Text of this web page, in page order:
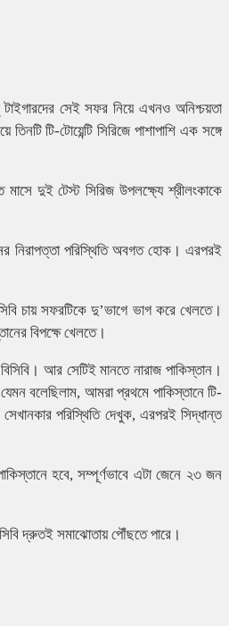
সেই সফর নিয়ে এখনও অনিশ্চয়তা
টি-টোয়েন্টি সিরিজে পাশাপাশি এক সঙ্গে
মাসে দুই টেস্ট সিরিজ উপলক্ষ্যে শ্রীলংকাকে
নিরাপত্তা পরিস্থিতি অবগত হোক। এরপরই
চায় সফরটিকে দু’ভাগে ভাগ করে খেলতে।
বিপক্ষে খেলতে।
আর সেটিই মানতে নারাজ পাকিস্তান।
বলেছিলাম, আমরা প্রথমে পাকিস্তানে টি-
পরিস্থিতি দেখুক, এরপরই সিদ্ধান্ত
হবে, সম্পূর্ণভাবে এটা জেনে ২৩ জন
দ্রুতই সমাঝোতায় পৌঁছতে পারে।